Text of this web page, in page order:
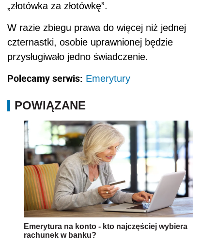
„złotówka za złotówkę”.
W razie zbiegu prawa do więcej niż jednej
czternastki, osobie uprawnionej będzie
przysługiwało jedno świadczenie.
Polecamy serwis: Emerytury
POWIĄZANE
Emerytura na konto - kto najczęściej wybiera
rachunek w banku?